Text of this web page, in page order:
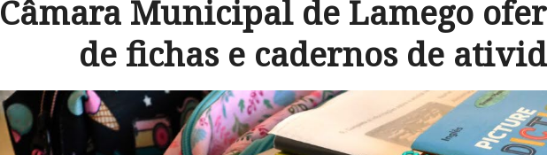
Câmara Municipal de Lamego
de fichas e cadernos de